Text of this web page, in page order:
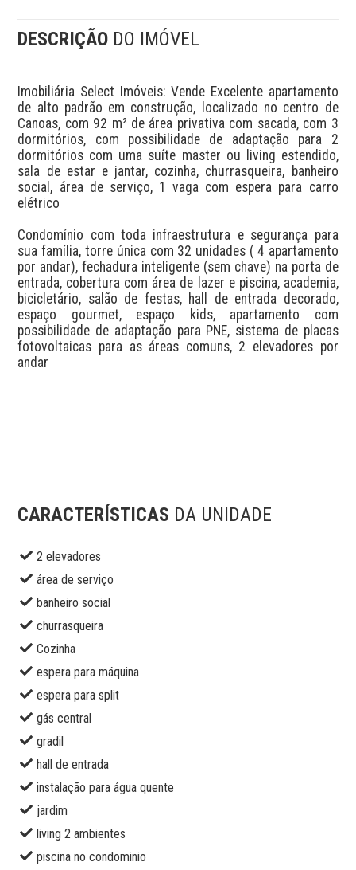
DESCRIÇÃO DO IMÓVEL
Imobiliária Select Imóveis: Vende Excelente apartamento
de alto padrão em construção, localizado no centro de
Canoas, com 92 m² de área privativa com sacada, com 3
dormitórios, com possibilidade de adaptação para 2
dormitórios com uma suíte master ou living estendido,
sala de estar e jantar, cozinha, churrasqueira, banheiro
social, área de serviço, 1 vaga com espera para carro
elétrico
Condomínio com toda infraestrutura e segurança para
sua família, torre única com 32 unidades ( 4 apartamento
por andar), fechadura inteligente (sem chave) na porta de
entrada, cobertura com área de lazer e piscina, academia,
bicicletário, salão de festas, hall de entrada decorado,
espaço gourmet, espaço kids, apartamento com
possibilidade de adaptação para PNE, sistema de placas
fotovoltaicas para as áreas comuns, 2 elevadores por
andar
CARACTERÍSTICAS DA UNIDADE
2 elevadores
área de serviço
banheiro social
churrasqueira
Cozinha
espera para máquina
espera para split
gás central
gradil
hall de entrada
instalação para água quente
jardim
living 2 ambientes
piscina no condominio